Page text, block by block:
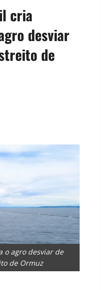
cria
desviar
de
o agro desviar de
de Ormuz